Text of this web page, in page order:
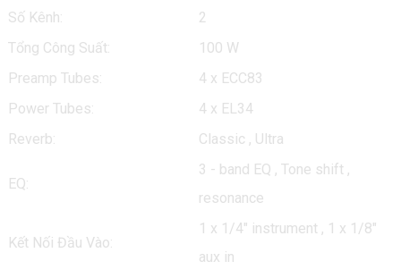
Số Kênh:
2
Tổng Công Suất:
100 W
Preamp Tubes:
4 x ECC83
Power Tubes:
4 x EL34
Reverb:
Classic , Ultra
EQ:
3 - band EQ , Tone shift ,
resonance
Kết Nối Đầu Vào:
1 x 1/4" instrument , 1 x 1/8"
aux in